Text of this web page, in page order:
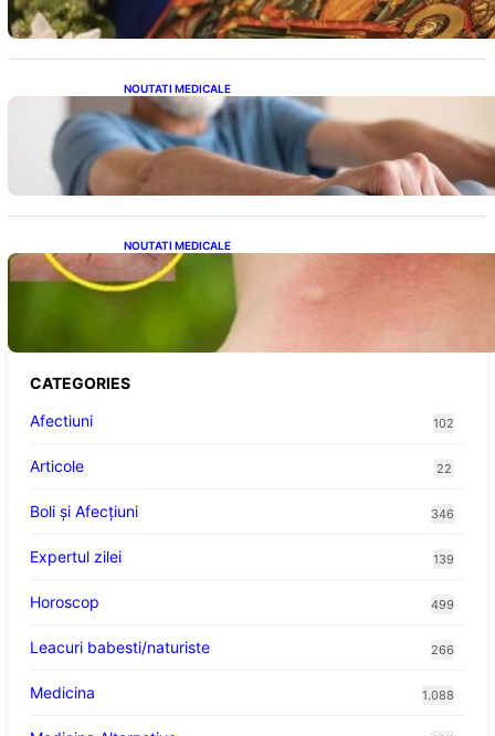
NOUTATI MEDICALE
Îmbunătățirea sănătății cardiovasculare:
Patru exerciții simple pentru reducerea
tensiunii arteriale la domiciliu
NOUTATI MEDICALE
Cum bacteriile pielii influențează atracția
țânțarilor: O nouă viziune asupra alegerii
CATEGORIES
Afectiuni
102
Articole 22
Boli și Afecțiuni 346
Expertul zilei 139
Horoscop 499
Leacuri babesti/naturiste 266
Medicina 1.088